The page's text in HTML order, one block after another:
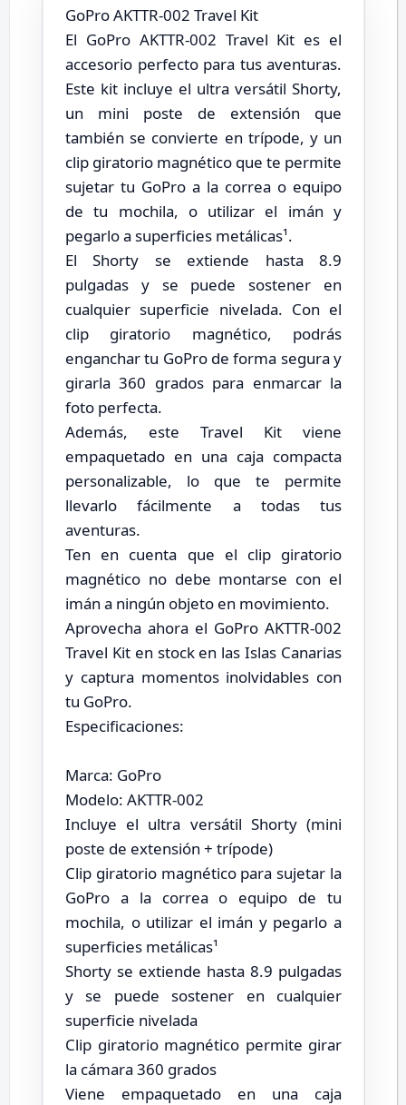
GoPro AKTTR-002 Travel Kit
El GoPro AKTTR-002 Travel Kit es el
accesorio perfecto para tus aventuras.
Este kit incluye el ultra versátil Shorty,
un mini poste de extensión que
también se convierte en trípode, y un
clip giratorio magnético que te permite
sujetar tu GoPro a la correa o equipo
de tu mochila, o utilizar el imán y
pegarlo a superficies metálicas¹.
El Shorty se extiende hasta 8.9
pulgadas y se puede sostener en
cualquier superficie nivelada. Con el
clip giratorio magnético, podrás
enganchar tu GoPro de forma segura y
girarla 360 grados para enmarcar la
foto perfecta.
Además, este Travel Kit viene
empaquetado en una caja compacta
personalizable, lo que te permite
llevarlo fácilmente a todas tus
aventuras.
Ten en cuenta que el clip giratorio
magnético no debe montarse con el
imán a ningún objeto en movimiento.
Aprovecha ahora el GoPro AKTTR-002
Travel Kit en stock en las Islas Canarias
y captura momentos inolvidables con
tu GoPro.
Especificaciones:
Marca: GoPro
Modelo: AKTTR-002
Incluye el ultra versátil Shorty (mini
poste de extensión + trípode)
Clip giratorio magnético para sujetar la
GoPro a la correa o equipo de tu
mochila, o utilizar el imán y pegarlo a
superficies metálicas¹
Shorty se extiende hasta 8.9 pulgadas
y se puede sostener en cualquier
superficie nivelada
Clip giratorio magnético permite girar
la cámara 360 grados
Viene empaquetado en una caja